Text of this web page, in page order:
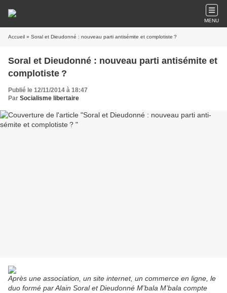
MENU
Accueil » Soral et Dieudonné : nouveau parti anti­sémite et complotiste ?
Soral et Dieudonné : nouveau parti anti­sémite et
complotiste ?
Publié le 12/11/2014 à 18:47
Par Socialisme libertaire
Après une association, un site internet, un commerce en ligne, le
duo formé par Alain Soral et Dieudonné M’bala M’bala compte